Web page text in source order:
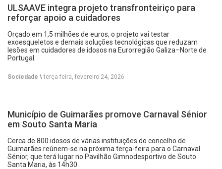
ULSAAVE integra projeto transfronteiriço para
reforçar apoio a cuidadores
Orçado em 1,5 milhões de euros, o projeto vai testar
exoesqueletos e demais soluções tecnológicas que reduzam
lesões em cuidadores de idosos na Eurorregião Galiza–Norte de
Portugal.
Sociedade \terça-feira, fevereiro 24, 2026
Município de Guimarães promove Carnaval Sénior
em Souto Santa Maria
Cerca de 800 idosos de várias instituições do concelho de
Guimarães reúnem-se na próxima terça-feira para o Carnaval
Sénior, que terá lugar no Pavilhão Gimnodesportivo de Souto
Santa Maria, às 14h30.